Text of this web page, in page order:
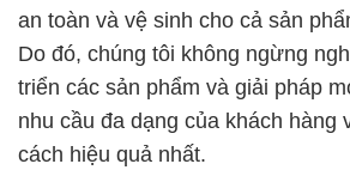
an toàn và vệ sinh cho cả sản
Do đó, chúng tôi không ngừng
triển các sản phẩm và giải pháp
nhu cầu đa dạng của khách hàng
cách hiệu quả nhất.